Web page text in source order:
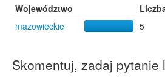
Województwo
mazowieckie
5
Skomentuj, zadaj pytanie